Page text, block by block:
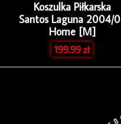
Koszulka Piłkarska
Santos Laguna 2004/
Home [M]
199.99zł